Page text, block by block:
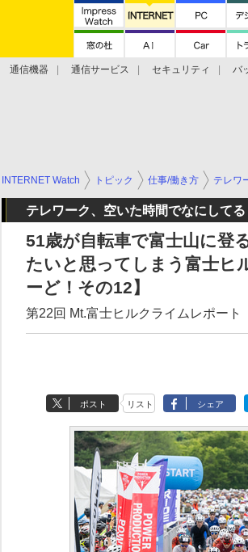
通信機器 通信サービス セキュリティ バ
INTERNET Watch トピック 仕事/働き方 テレワ
テレワーク、空いた時間でなにしてる
51歳が自転車で富士山に
たいと思ってしまう富士ヒ
ーど！その12】
第22回 Mt.富士ヒルクライムレポート
ポスト リスト シェア